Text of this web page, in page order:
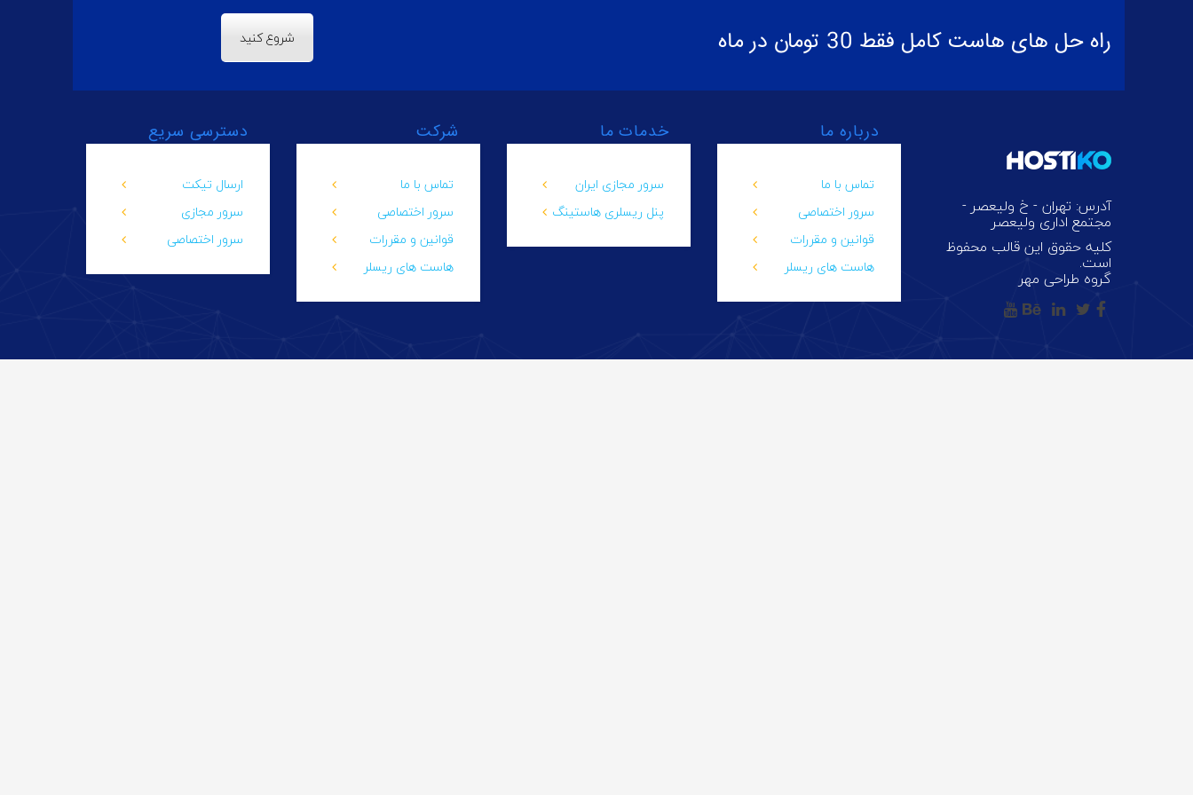
راه حل های هاست کامل فقط 30 تومان در ماه شروع کنید
دسترسی سریع
ارسال تیکت
سرور مجازی
سرور اختصاصی
شرکت
تماس با ما
سرور اختصاصی
قوانین و مقررات
هاست های ریسلر
خدمات ما
سرور مجازی ایران
پنل ریسلری هاستینگ
درباره ما
تماس با ما
سرور اختصاصی
قوانین و مقررات
هاست های ریسلر
آدرس: تهران - خ ولیعصر -
مجتمع اداری ولیعصر
کلیه حقوق این قالب محفوظ
است.
گروه طراحی مهر